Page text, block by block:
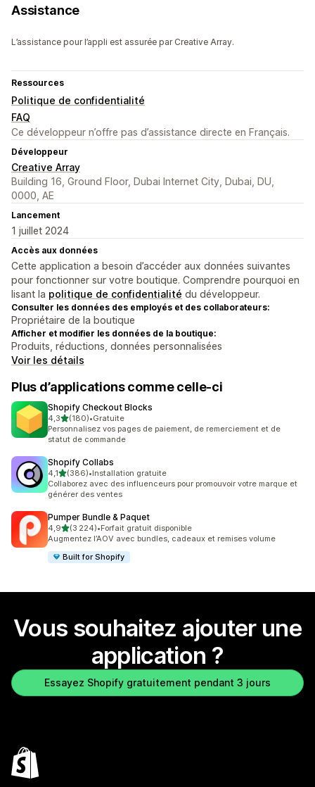
Assistance
L’assistance pour l’appli est assurée par Creative Array.
Ressources
Politique de confidentialité
FAQ
Ce développeur n’offre pas d’assistance directe en Français.
Développeur
Creative Array
Building 16, Ground Floor, Dubai Internet City, Dubai, DU,
0000, AE
Lancement
1 juillet 2024
Accès aux données
Cette application a besoin d’accéder aux données suivantes
pour fonctionner sur votre boutique. Comprendre pourquoi en
lisant la politique de confidentialité du développeur.
Consulter les données des employés et des collaborateurs:
Propriétaire de la boutique
Afficher et modifier les données de la boutique:
Produits, réductions, données personnalisées
Voir les détails
Plus d’applications comme celle-ci
Shopify Checkout Blocks
4,3étoile(s) sur 5
(180)
180 avis au total
•Gratuite
Personnalisez vos pages de paiement, de remerciement et de
statut de commande
Shopify Collabs
4,1étoile(s) sur 5
(386)
386 avis au total
•Installation gratuite
Collaborez avec des influenceurs pour promouvoir votre marque et
générer des ventes
Pumper Bundle & Paquet
4,9étoile(s) sur 5
(3 224)
3224 avis au total
•Forfait gratuit disponible
Augmentez l’AOV avec bundles, cadeaux et remises volume
Built for Shopify
Vous souhaitez ajouter une
application ?
Essayez Shopify gratuitement pendant 3 jours